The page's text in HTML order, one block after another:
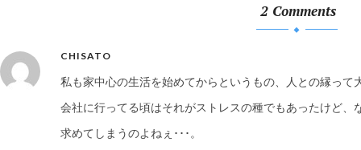
2 Comments
CHISATO
私も家中心の生活を始めてからというもの、人との縁って
会社に行ってる頃はそれがストレスの種でもあったけど
求めてしまうのよねぇ･･･。